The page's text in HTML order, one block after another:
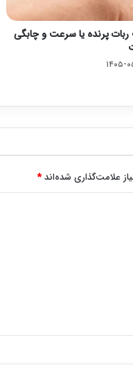
پرنده یا سرعت و چابگی
۰۵-۰۳
علامت‌گذاری شده‌اند*